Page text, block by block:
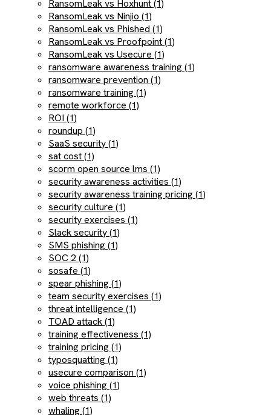
RansomLeak vs Hoxhunt (1)
RansomLeak vs Ninjio (1)
RansomLeak vs Phished (1)
RansomLeak vs Proofpoint (1)
RansomLeak vs Usecure (1)
ransomware awareness training (1)
ransomware prevention (1)
ransomware training (1)
remote workforce (1)
ROI (1)
roundup (1)
SaaS security (1)
sat cost (1)
scorm open source lms (1)
security awareness activities (1)
security awareness training pricing (1)
security culture (1)
security exercises (1)
Slack security (1)
SMS phishing (1)
SOC 2 (1)
sosafe (1)
spear phishing (1)
team security exercises (1)
threat intelligence (1)
TOAD attack (1)
training effectiveness (1)
training pricing (1)
typosquatting (1)
usecure comparison (1)
voice phishing (1)
web threats (1)
whaling (1)